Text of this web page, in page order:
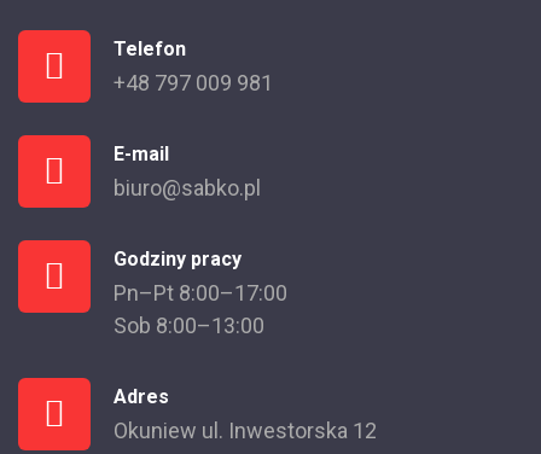
Telefon
+48 797 009 981
E-mail
biuro@sabko.pl
Godziny pracy
Pn–Pt 8:00–17:00
Sob 8:00–13:00
Adres
Okuniew ul. Inwestorska 12